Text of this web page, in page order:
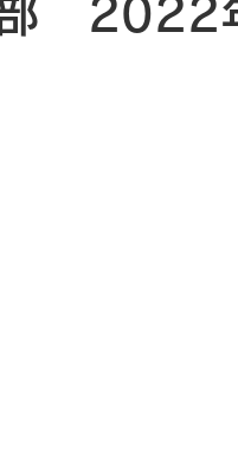
部 2022